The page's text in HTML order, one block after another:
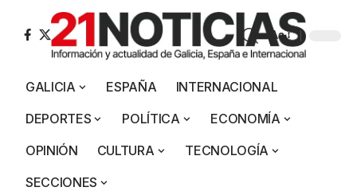
Aa
GALICIA ESPAÑA
INTERNACIONAL
DEPORTES
POLÍTICA
ECONOMÍA
OPINIÓN
CULTURA
TECNOLOGÍA
SECCIONES